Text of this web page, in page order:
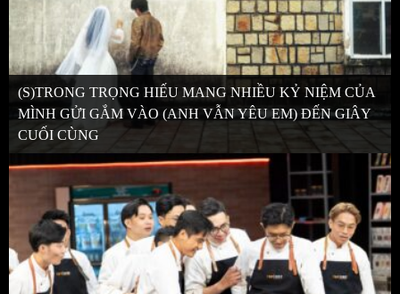
(S)TRONG TRỌNG HIẾU MANG NHIỀU KỶ NIỆM CỦA
MÌNH GỬI GẮM VÀO (ANH VẪN YÊU EM) ĐẾN GIÂY
CUỐI CÙNG